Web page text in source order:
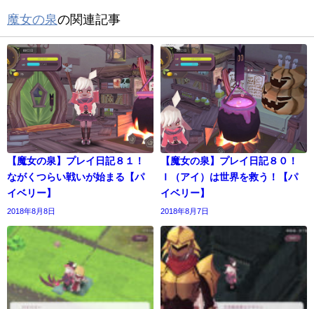
魔女の泉の関連記事
【魔女の泉】プレイ日記８１！
ながくつらい戦いが始まる【パ
イベリー】
2018年8月8日
【魔女の泉】プレイ日記８０！
Ｉ（アイ）は世界を救う！【パ
イベリー】
2018年8月7日